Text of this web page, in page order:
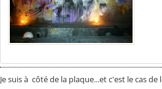
Je suis à côté de la plaque...et c'est le cas de